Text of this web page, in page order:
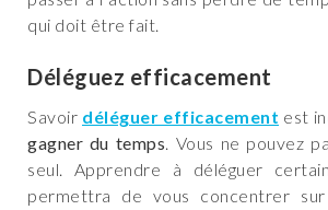
qui doit être fait.
Déléguez efficacement
Savoir déléguer efficacement est
gagner du temps. Vous ne pouvez
seul. Apprendre à déléguer
permettra de vous concentrer